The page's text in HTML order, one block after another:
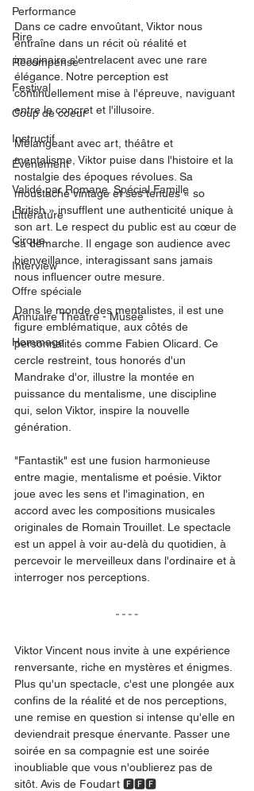
Performance
Rire
Récompense
Festival
Coup de coeur
Instructif
Événement
Validé par Romane. Spécial Famille
Littérature
Cirque
Interview
Offre spéciale
Annuaire Théâtre - Musée
Hommage
Dans ce cadre envoûtant, Viktor nous
entraîne dans un récit où réalité et
imaginaire s'entrelacent avec une rare
élégance. Notre perception est
continuellement mise à l'épreuve, naviguant
entre le concret et l'illusoire.
Mélangeant avec art, théâtre et
mentalisme, Viktor puise dans l'histoire et la
nostalgie des époques révolues. Sa
moustache vintage et ses tenues « so
British » insufflent une authenticité unique à
son art. Le respect du public est au cœur de
sa démarche. Il engage son audience avec
bienveillance, interagissant sans jamais
nous influencer outre mesure.
Dans le monde des mentalistes, il est une
figure emblématique, aux côtés de
personnalités comme Fabien Olicard. Ce
cercle restreint, tous honorés d'un
Mandrake d'or, illustre la montée en
puissance du mentalisme, une discipline
qui, selon Viktor, inspire la nouvelle
génération.
"Fantastik" est une fusion harmonieuse
entre magie, mentalisme et poésie. Viktor
joue avec les sens et l'imagination, en
accord avec les compositions musicales
originales de Romain Trouillet. Le spectacle
est un appel à voir au-delà du quotidien, à
percevoir le merveilleux dans l'ordinaire et à
interroger nos perceptions.
Viktor Vincent nous invite à une expérience
renversante, riche en mystères et énigmes.
Plus qu'un spectacle, c'est une plongée aux
confins de la réalité et de nos perceptions,
une remise en question si intense qu'elle en
deviendrait presque énervante. Passer une
soirée en sa compagnie est une soirée
inoubliable que vous n'oublierez pas de
sitôt. Avis de Foudart 🅵🅵🅵